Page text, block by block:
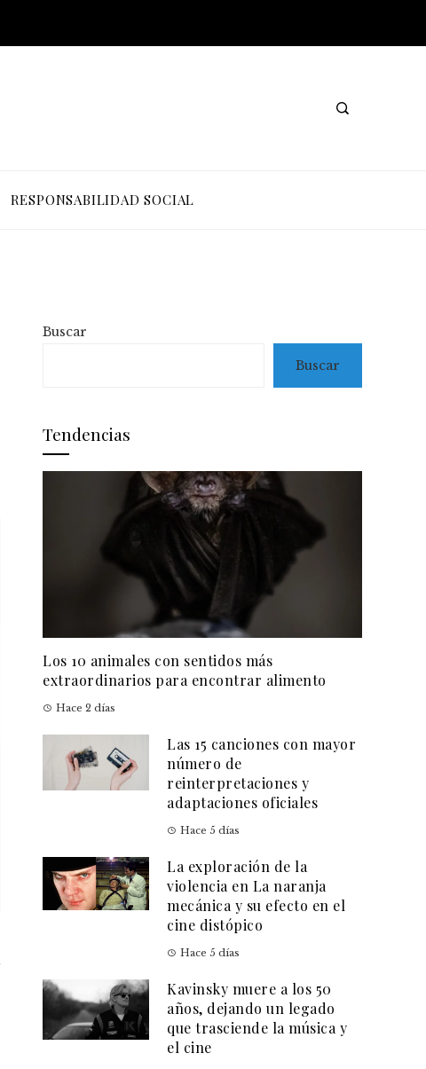
RESPONSABILIDAD SOCIAL
Buscar
Buscar
Tendencias
Los 10 animales con sentidos más
extraordinarios para encontrar alimento
Hace 2 días
Las 15 canciones con mayor
número de
reinterpretaciones y
adaptaciones oficiales
Hace 5 días
La exploración de la
violencia en La naranja
mecánica y su efecto en el
cine distópico
Hace 5 días
Kavinsky muere a los 50
años, dejando un legado
que trasciende la música y
el cine